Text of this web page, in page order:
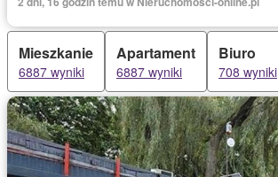
Mieszkanie
6887 wyniki
Apartament
6887 wyniki
Biuro
708 wyniki